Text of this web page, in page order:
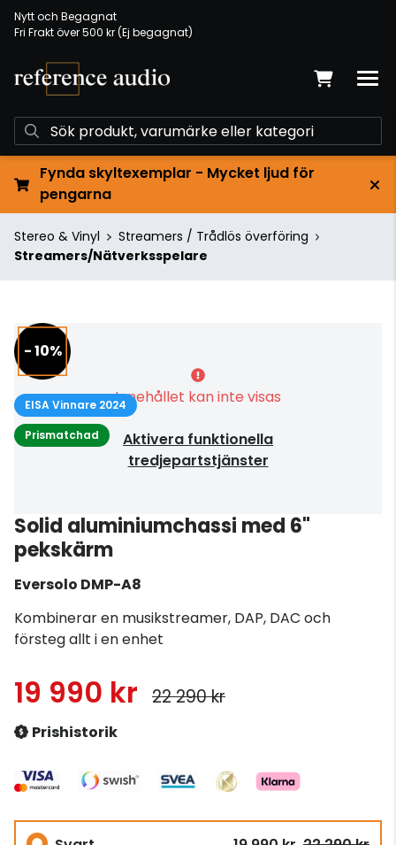
Nytt och Begagnat
Fri Frakt över 500 kr (Ej begagnat)
Fynda skyltexemplar - Mycket ljud för
pengarna
Stereo & Vinyl
Streamers / Trådlös överföring
Streamers/Nätverksspelare
- 10%
EISA Vinnare 2024
Prismatchad
Innehållet kan inte visas
Aktivera funktionella
tredjepartstjänster
Solid aluminiumchassi med 6"
pekskärm
Eversolo DMP-A8
Kombinerar en musikstreamer, DAP, DAC och
försteg allt i en enhet
19 990 kr 22 290 kr
Prishistorik